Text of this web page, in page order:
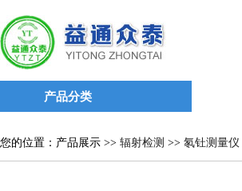
产品分类
您的位置：产品展示 >> 辐射检测 >> 氡钍测量仪